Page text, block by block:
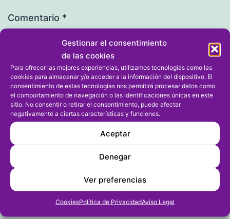
Gestionar el consentimiento
de las cookies
Para ofrecer las mejores experiencias, utilizamos tecnologías como las
cookies para almacenar y/o acceder a la información del dispositivo. El
consentimiento de estas tecnologías nos permitirá procesar datos como
el comportamiento de navegación o las identificaciones únicas en este
sitio. No consentir o retirar el consentimiento, puede afectar
negativamente a ciertas características y funciones.
Aceptar
Denegar
Ver preferencias
CookiesPolítica de PrivacidadAviso Legal
Comentario *
Nombre*
Correo electrónico*